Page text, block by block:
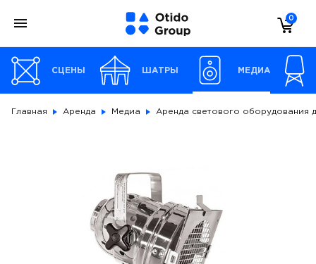
0
СЦЕНЫ ШАТРЫ МЕДИА
Главная Аренда Медиа Аренда светового оборудования